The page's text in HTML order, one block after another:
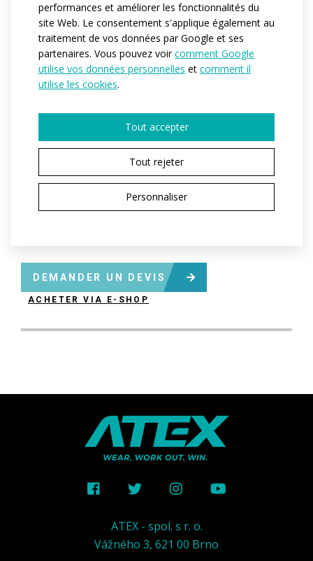
performances et améliorer les fonctionnalités du
site Web. Le consentement s'applique également au
traitement de vos données par Google et ses
partenaires. Vous pouvez voircomment Google
utilise vos données personnelles et comment il
utilise les cookies.
Tout accepter
Tout rejeter
Personnaliser
the jersey is in semi-fitting design with a front full
length zip, long raglan sleeves with cuffs, short raglan
sleeves with elastic hems, jersey hems have silicone
gripper elastic at the bottom, triple rear pocket with a
possibility to add the fourth zip pocket at your request.
Référence:
at04
windproof soft/coolspark
Variantes:
Unisex
DEMANDER UN DEVIS
ACHETER VIA E-SHOP
ATEX - spol. s r. o.
Vážného 3, 621 00 Brno